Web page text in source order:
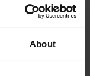
About